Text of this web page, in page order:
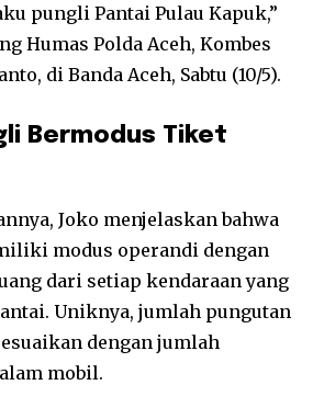
pungli Pantai Pulau Kapuk,”
Humas Polda Aceh, Kombes
di Banda Aceh, Sabtu (10/5).
Bermodus Tiket
Joko menjelaskan bahwa
modus operandi dengan
dari setiap kendaraan yang
Uniknya, jumlah pungutan
dengan jumlah
mobil.